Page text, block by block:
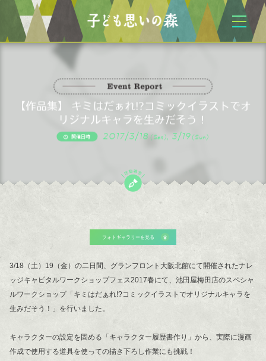
【作品集】 キミはだぁれ!?コミックイラストでオ
リジナルキャラを生みだそう！
開催日時 2017/3/18 (Sat), 3/19 (Sun)
フォトギャラリーを見る
3/18（土）19（金）の二日間、グランフロント大阪北館にて開催されたナレ
ッジキャピタルワークショップフェス2017春にて、池田屋梅田店のスペシャ
ルワークショップ「キミはだぁれ!?コミックイラストでオリジナルキャラを
生みだそう！」を行いました。
キャラクターの設定を固める「キャラクター履歴書作り」から、実際に漫画
作成で使用する道具を使っての描き下ろし作業にも挑戦！